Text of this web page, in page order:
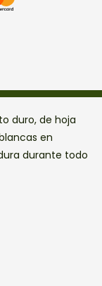
duro, de hoja
en
durante todo